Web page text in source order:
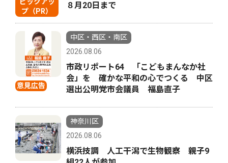
プ（PR）
８月20日まで
意見広告
中区・西区・南区
2026.08.06
市政リポート64 「こどもまんなか社
会」を 確かな平和の心でつくる 中区
選出公明党市会議員 福島直子
神奈川区
2026.08.06
横浜技調 人工干潟で生物観察 親子9